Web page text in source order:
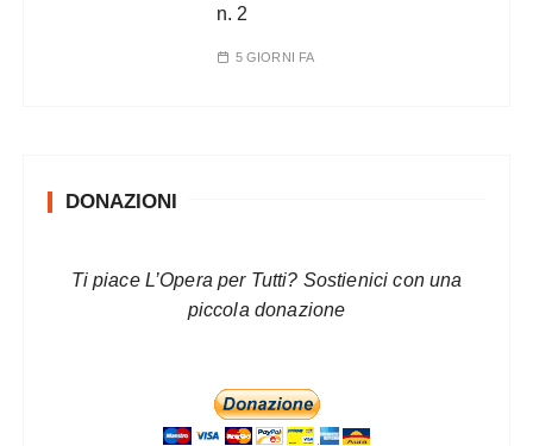
n. 2
5 GIORNI FA
DONAZIONI
Ti piace L’Opera per Tutti? Sostienici con una
piccola donazione